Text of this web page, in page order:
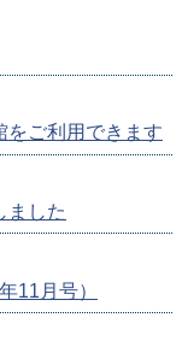
をご利用できます
ました
11月号）